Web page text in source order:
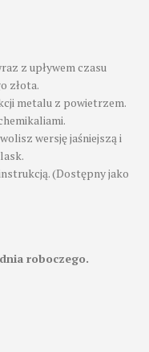
z upływem czasu
złota.
metalu z powietrzem.
wersję jaśniejszą i
(Dostępny jako
roboczego.